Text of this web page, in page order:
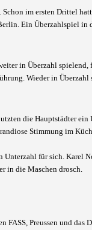
im ersten Drittel
Ein Überzahlspiel
in Überzahl
Wieder in
die Hauptstädter
Stimmung im
für sich.
in die Maschen drosch.
Preussen und